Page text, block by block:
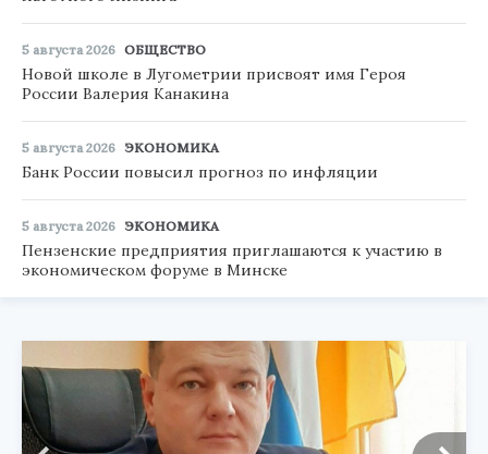
5 августа 2026 ОБЩЕСТВО
Новой школе в Лугометрии присвоят имя Героя
России Валерия Канакина
5 августа 2026 ЭКОНОМИКА
Банк России повысил прогноз по инфляции
5 августа 2026 ЭКОНОМИКА
Пензенские предприятия приглашаются к участию в
экономическом форуме в Минске